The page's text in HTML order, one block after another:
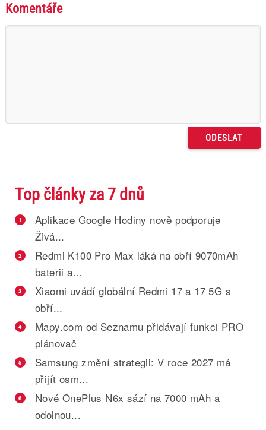
Komentáře
Top články za 7 dnů
1
Aplikace Google Hodiny nově podporuje
Živá...
2
Redmi K100 Pro Max láká na obří 9070mAh
baterii a...
3
Xiaomi uvádí globální Redmi 17 a 17 5G s
obří...
4
Mapy.com od Seznamu přidávají funkci PRO
plánovač
5
Samsung změní strategii: V roce 2027 má
přijít osm...
6
Nové OnePlus N6x sází na 7000 mAh a
odolnou...